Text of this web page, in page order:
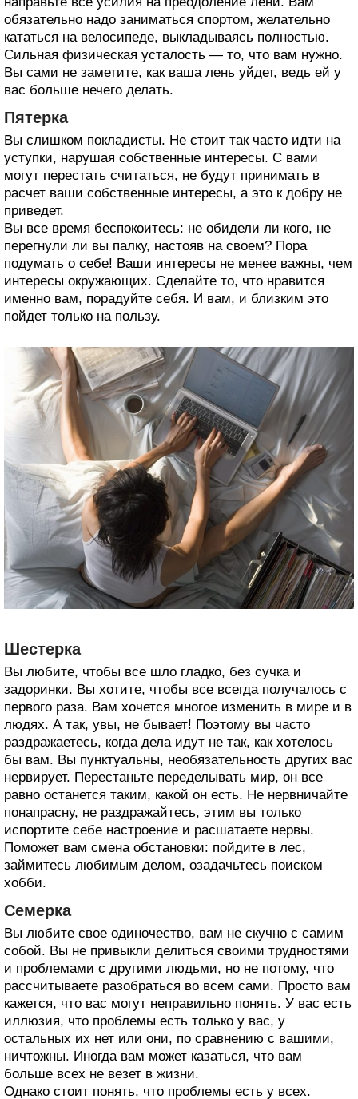
обязательно надо заниматься спортом, желательно
кататься на велосипеде, выкладываясь полностью.
Сильная физическая усталость — то, что вам нужно.
Вы сами не заметите, как ваша лень уйдет, ведь ей у
вас больше нечего делать.
Пятерка
Вы слишком покладисты. Не стоит так часто идти на
уступки, нарушая собственные интересы. С вами
могут перестать считаться, не будут принимать в
расчет ваши собственные интересы, а это к добру не
приведет.
Вы все время беспокоитесь: не обидели ли кого, не
перегнули ли вы палку, настояв на своем? Пора
подумать о себе! Ваши интересы не менее важны, чем
интересы окружающих. Сделайте то, что нравится
именно вам, порадуйте себя. И вам, и близким это
пойдет только на пользу.
Шестерка
Вы любите, чтобы все шло гладко, без сучка и
задоринки. Вы хотите, чтобы все всегда получалось с
первого раза. Вам хочется многое изменить в мире и в
людях. А так, увы, не бывает! Поэтому вы часто
раздражаетесь, когда дела идут не так, как хотелось
бы вам. Вы пунктуальны, необязательность других вас
нервирует. Перестаньте переделывать мир, он все
равно останется таким, какой он есть. Не нервничайте
понапрасну, не раздражайтесь, этим вы только
испортите себе настроение и расшатаете нервы.
Поможет вам смена обстановки: пойдите в лес,
займитесь любимым делом, озадачьтесь поиском
хобби.
Семерка
Вы любите свое одиночество, вам не скучно с самим
собой. Вы не привыкли делиться своими трудностями
и проблемами с другими людьми, но не потому, что
рассчитываете разобраться во всем сами. Просто вам
кажется, что вас могут неправильно понять. У вас есть
иллюзия, что проблемы есть только у вас, у
остальных их нет или они, по сравнению с вашими,
ничтожны. Иногда вам может казаться, что вам
больше всех не везет в жизни.
Однако стоит понять, что проблемы есть у всех.